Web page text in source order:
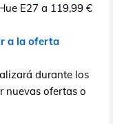
E27 a 119,99 €
a la oferta
durante los
nuevas ofertas o